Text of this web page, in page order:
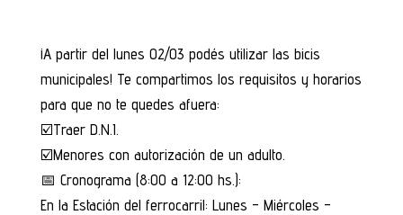
¡A partir del lunes 02/03 podés utilizar las bicis
municipales! Te compartimos los requisitos y horarios
para que no te quedes afuera:
☑️Traer D.N.I.
☑️Menores con autorización de un adulto.
📅 Cronograma (8:00 a 12:00 hs.):
En la Estación del ferrocarril: Lunes – Miércoles –